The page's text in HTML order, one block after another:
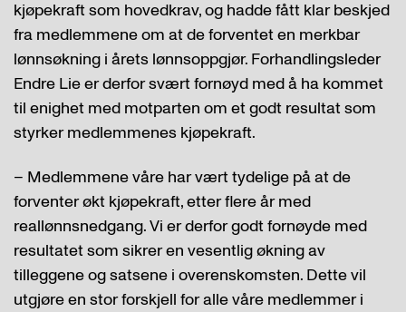
kjøpekraft som hovedkrav, og hadde fått klar beskjed
fra medlemmene om at de forventet en merkbar
lønnsøkning i årets lønnsoppgjør. Forhandlingsleder
Endre Lie er derfor svært fornøyd med å ha kommet
til enighet med motparten om et godt resultat som
styrker medlemmenes kjøpekraft.
– Medlemmene våre har vært tydelige på at de
forventer økt kjøpekraft, etter flere år med
reallønnsnedgang. Vi er derfor godt fornøyde med
resultatet som sikrer en vesentlig økning av
tilleggene og satsene i overenskomsten. Dette vil
utgjøre en stor forskjell for alle våre medlemmer i